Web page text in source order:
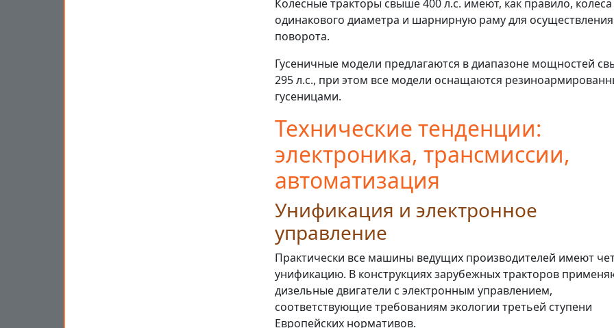
Колесные тракторы свыше 400 л.с. имеют, как правило, колеса
одинакового диаметра и шарнирную раму для осуществления
поворота.
Гусеничные модели предлагаются в диапазоне мощностей
295 л.с., при этом все модели оснащаются
гусеницами.
Технические тенденции:
электроника, трансмиссии,
автоматизация
Унификация и электронное
управление
Практически все машины ведущих производителей имеют
унификацию. В конструкциях зарубежных тракторов
дизельные двигатели с электронным управлением,
соответствующие требованиям экологии третьей ступени
Европейских нормативов.